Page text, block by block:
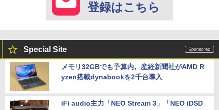
登録はこちら
Special Site
メモリ32GBでも予算内。産経新聞社がAMD R
yzen搭載dynabookを2千台導入
iFi audio主力「NEO Stream 3」「NEO iDSD